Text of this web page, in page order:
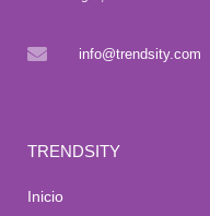
info@trendsity.com
TRENDSITY
Inicio